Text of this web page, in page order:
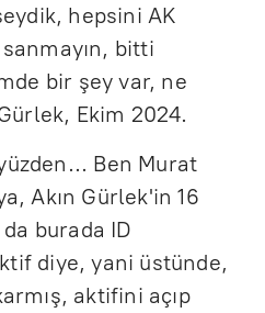
hepsini AK
bitti
bir şey var, ne
Ekim 2024.
Ben Murat
Akın Gürlek'in 16
burada ID
diye, yani üstünde,
aktifini açıp